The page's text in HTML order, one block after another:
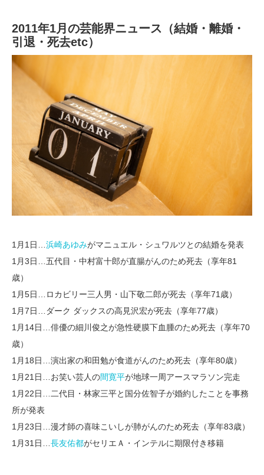
2011年1月の芸能界ニュース（結婚・離婚・
引退・死去etc）
1月1日…浜崎あゆみがマニュエル・シュワルツとの結婚を発表
1月3日…五代目・中村富十郎が直腸がんのため死去（享年81
歳）
1月5日…ロカビリー三人男・山下敬二郎が死去（享年71歳）
1月7日…ダーク ダックスの高見沢宏が死去（享年77歳）
1月14日…俳優の細川俊之が急性硬膜下血腫のため死去（享年70
歳）
1月18日…演出家の和田勉が食道がんのため死去（享年80歳）
1月21日…お笑い芸人の間寛平が地球一周アースマラソン完走
1月22日…二代目・林家三平と国分佐智子が婚約したことを事務
所が発表
1月23日…漫才師の喜味こいしが肺がんのため死去（享年83歳）
1月31日…長友佑都がセリエＡ・インテルに期限付き移籍